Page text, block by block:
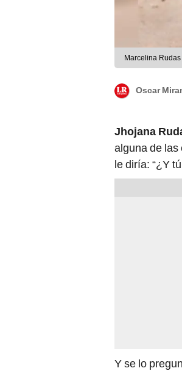
Marcelina
Oscar
Jhojana
alguna de las
le diría: “¿Y
Y se lo